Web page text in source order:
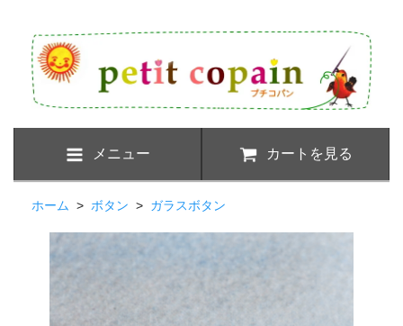
メニュー カートを見る
ホーム > ボタン > ガラスボタン